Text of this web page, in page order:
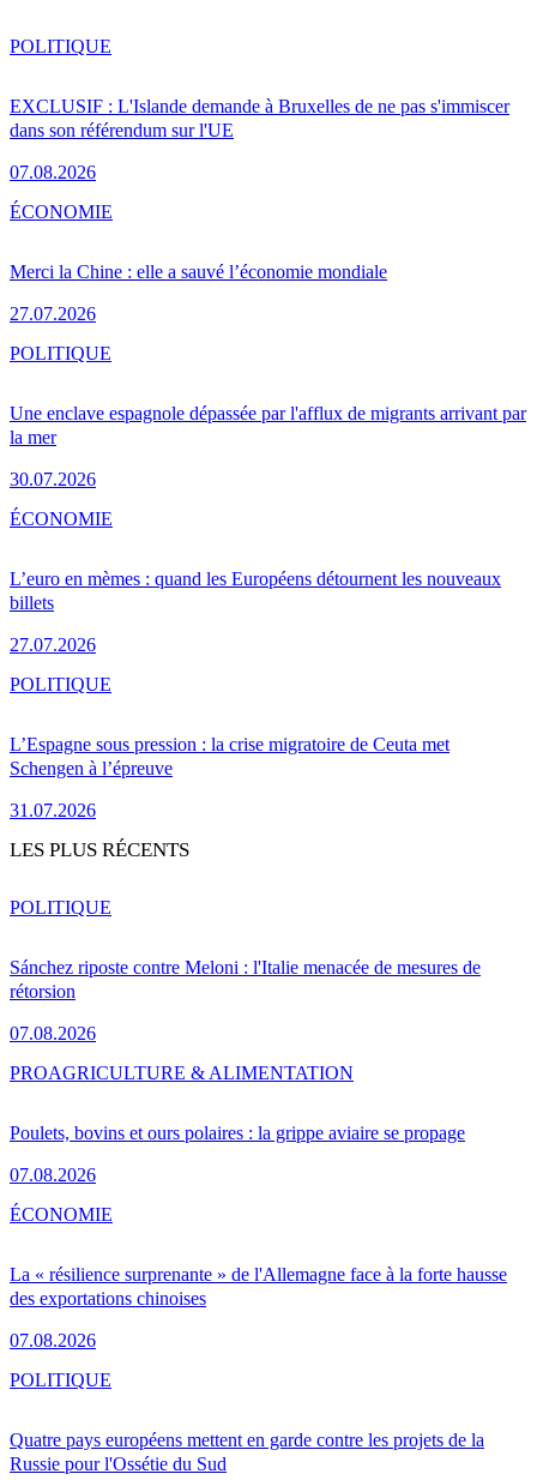
EXCLUSIF : L'Islande demande à Bruxelles de ne pas s'immiscer
dans son référendum sur l'UE
07.08.2026
POLITIQUE
Merci la Chine : elle a sauvé l’économie mondiale
27.07.2026
ÉCONOMIE
Une enclave espagnole dépassée par l'afflux de migrants arrivant par
la mer
30.07.2026
POLITIQUE
L’euro en mèmes : quand les Européens détournent les nouveaux
billets
27.07.2026
ÉCONOMIE
L’Espagne sous pression : la crise migratoire de Ceuta met
Schengen à l’épreuve
31.07.2026
POLITIQUE
LES PLUS RÉCENTS
Sánchez riposte contre Meloni : l'Italie menacée de mesures de
rétorsion
07.08.2026
POLITIQUE
Poulets, bovins et ours polaires : la grippe aviaire se propage
07.08.2026
PROAGRICULTURE & ALIMENTATION
La « résilience surprenante » de l'Allemagne face à la forte hausse
des exportations chinoises
07.08.2026
ÉCONOMIE
Quatre pays européens mettent en garde contre les projets de la
Russie pour l'Ossétie du Sud
POLITIQUE